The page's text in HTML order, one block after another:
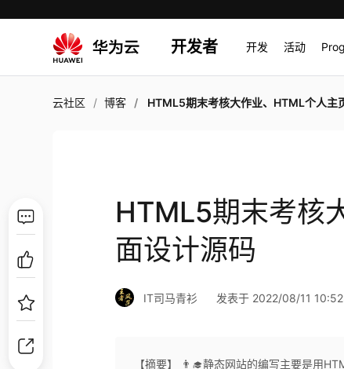
开发者 开发 活动
云社区 博客 HTML5期末考核大作业、HTML个人主页界面设
HTML5期末考核
面设计源码
IT司马青衫 发表于 2022/08/11
【摘要】 👨‍🎓静态网站的编写主要是用